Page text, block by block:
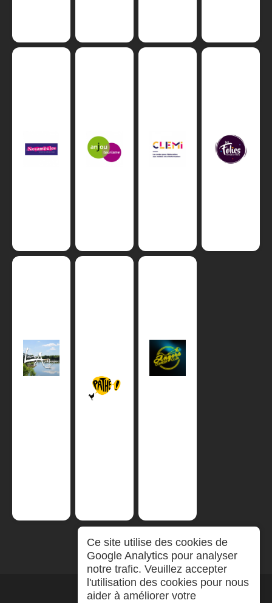
Ce site utilise des cookies de
Google Analytics pour analyser
notre trafic. Veuillez accepter
l'utilisation des cookies pour nous
aider à améliorer votre